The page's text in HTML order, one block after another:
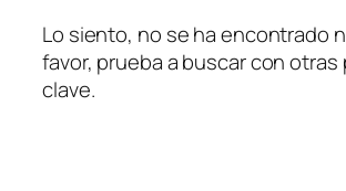
Lo siento, no se ha encontrado
favor, prueba a buscar con otras
clave.